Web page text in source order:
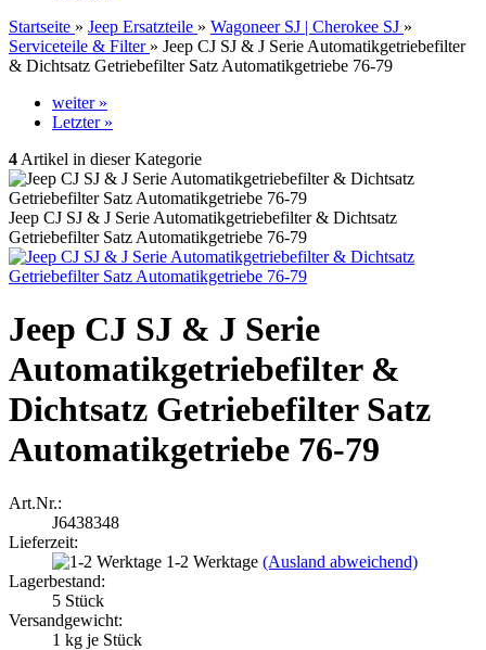
Startseite » Jeep Ersatzteile » Wagoneer SJ | Cherokee SJ »
Serviceteile & Filter » Jeep CJ SJ & J Serie Automatikgetriebefilter
& Dichtsatz Getriebefilter Satz Automatikgetriebe 76-79
weiter »
Letzter »
4 Artikel in dieser Kategorie
Jeep CJ SJ & J Serie Automatikgetriebefilter & Dichtsatz
Getriebefilter Satz Automatikgetriebe 76-79
Jeep CJ SJ & J Serie
Automatikgetriebefilter &
Dichtsatz Getriebefilter Satz
Automatikgetriebe 76-79
Art.Nr.:
J6438348
Lieferzeit:
1-2 Werktage (Ausland abweichend)
Lagerbestand:
5 Stück
Versandgewicht:
1 kg je Stück